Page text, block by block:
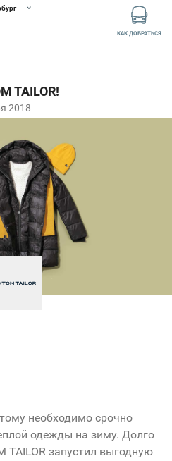
КАК ДОБРАТЬСЯ
2018
необходимо срочно
одежды на зиму. Долго
TAILOR запустил выгодную